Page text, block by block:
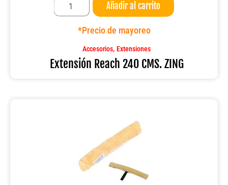
Reach
240
Añadir al carrito
*Precio de mayoreo
Accesorios, Extensiones
Extensión Reach 240 CMS. ZING